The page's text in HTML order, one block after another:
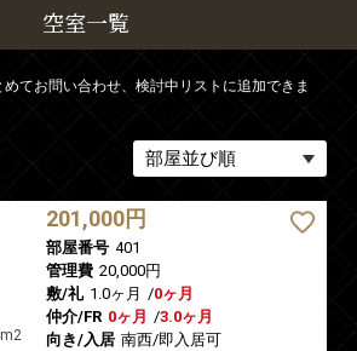
空室一覧
てお問い合わせ、検討中リストに追加できま
201,000円
部屋番号 401
管理費 20,000円
敷/礼 1.0ヶ月 /0ヶ月
仲介/FR 0ヶ月 /3.0ヶ月
向き/入居 南西/即入居可